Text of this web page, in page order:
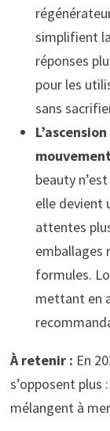
simplifient
réponses
pour les
sans
beauty
elle devient
attentes
emballages
formules.
mettant en
À retenir : En
s’opposent plus
mélangent à